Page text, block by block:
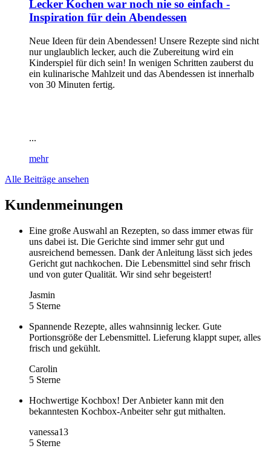
Lecker Kochen war noch nie so einfach -
Inspiration für dein Abendessen
Neue Ideen für dein Abendessen! Unsere Rezepte sind nicht
nur unglaublich lecker, auch die Zubereitung wird ein
Kinderspiel für dich sein! In wenigen Schritten zauberst du
ein kulinarische Mahlzeit und das Abendessen ist innerhalb
von 30 Minuten fertig.
...
mehr
Alle Beiträge ansehen
Kundenmeinungen
Eine große Auswahl an Rezepten, so dass immer etwas für
uns dabei ist. Die Gerichte sind immer sehr gut und
ausreichend bemessen. Dank der Anleitung lässt sich jedes
Gericht gut nachkochen. Die Lebensmittel sind sehr frisch
und von guter Qualität. Wir sind sehr begeistert!
Jasmin
5 Sterne
Spannende Rezepte, alles wahnsinnig lecker. Gute
Portionsgröße der Lebensmittel. Lieferung klappt super, alles
frisch und gekühlt.
Carolin
5 Sterne
Hochwertige Kochbox! Der Anbieter kann mit den
bekanntesten Kochbox-Anbeiter sehr gut mithalten.
vanessa13
5 Sterne